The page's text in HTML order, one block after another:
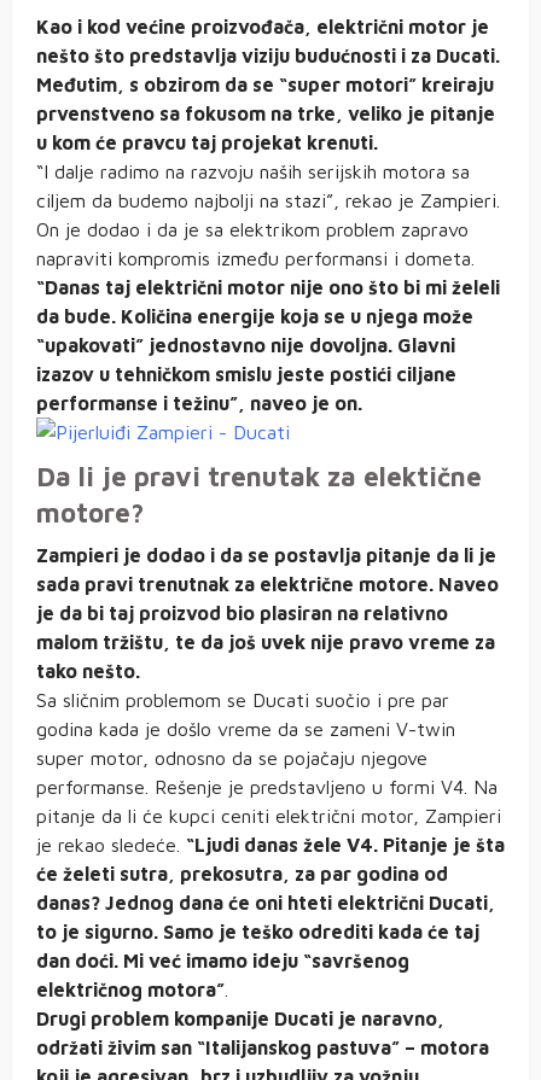
Kao i kod većine proizvođača, električni motor je
nešto što predstavlja viziju budućnosti i za Ducati.
Međutim, s obzirom da se “super motori” kreiraju
prvenstveno sa fokusom na trke, veliko je pitanje
u kom će pravcu taj projekat krenuti.
“I dalje radimo na razvoju naših serijskih motora sa
ciljem da budemo najbolji na stazi”, rekao je Zampieri.
On je dodao i da je sa elektrikom problem zapravo
napraviti kompromis između performansi i dometa.
“Danas taj električni motor nije ono što bi mi želeli
da bude. Količina energije koja se u njega može
“upakovati” jednostavno nije dovoljna. Glavni
izazov u tehničkom smislu jeste postići ciljane
performanse i težinu”, naveo je on.
Da li je pravi trenutak za elektične
motore?
Zampieri je dodao i da se postavlja pitanje da li je
sada pravi trenutnak za električne motore. Naveo
je da bi taj proizvod bio plasiran na relativno
malom tržištu, te da još uvek nije pravo vreme za
tako nešto.
Sa sličnim problemom se Ducati suočio i pre par
godina kada je došlo vreme da se zameni V-twin
super motor, odnosno da se pojačaju njegove
performanse. Rešenje je predstavljeno u formi V4. Na
pitanje da li će kupci ceniti električni motor, Zampieri
je rekao sledeće. “Ljudi danas žele V4. Pitanje je šta
će želeti sutra, prekosutra, za par godina od
danas? Jednog dana će oni hteti električni Ducati,
to je sigurno. Samo je teško odrediti kada će taj
dan doći. Mi već imamo ideju “savršenog
električnog motora”
Drugi problem kompanije Ducati je naravno,
održati živim san “Italijanskog pastuva” – motora